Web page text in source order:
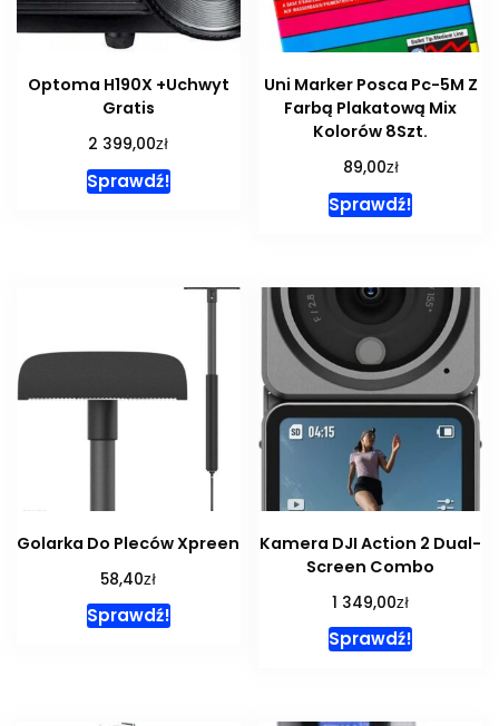
Optoma H190X +Uchwyt
Gratis
2 399,00zł
Sprawdź!
Uni Marker Posca Pc-5M Z
Farbą Plakatową Mix
Kolorów 8Szt.
89,00zł
Sprawdź!
Golarka Do Pleców Xpreen
58,40zł
Sprawdź!
Kamera DJI Action 2 Dual-
Screen Combo
1 349,00zł
Sprawdź!